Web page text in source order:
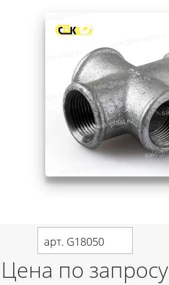
арт. G18050
Цена по запросу